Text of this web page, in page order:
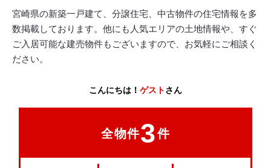
宮崎県の新築一戸建て、分譲住宅、中古物件の住宅情報を多
数掲載しております。他にも人気エリアの土地情報や、すぐ
ご入居可能な建売物件もございますので、お気軽にご相談く
ださい。
こんにちは！ ゲストさん
全物件3件